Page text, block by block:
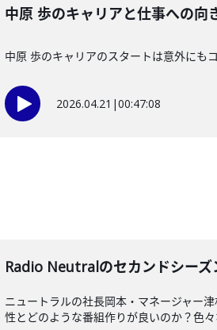
中原 歩のキャリアと仕事への向
中原 歩のキャリアのスタートは意外にも
2026.04.21 |00:47:08
Radio Neutralのセカンドシーズ
ニュートラルの社長岡本・マネージャー
性とどのような番組作りが良いのか？色々